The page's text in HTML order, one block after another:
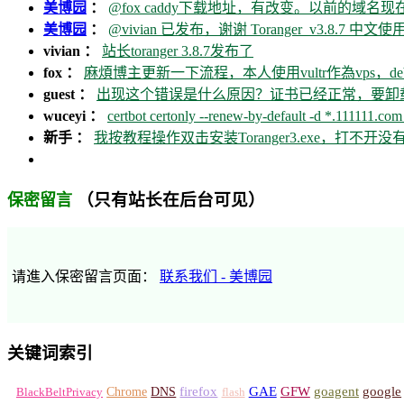
美博园 ： @fox caddy下载地址，有改变。以前的域名
美博园 ： @vivian 已发布，谢谢 Toranger_v3.8.7 中文使
vivian ： 站长toranger 3.8.7发布了
fox ： 麻煩博主更新一下流程，本人使用vultr作為vps，
guest ： 出现这个错误是什么原因？证书已经正常，要卸
wuceyi ： certbot certonly --renew-by-default -d
新手 ： 我按教程操作双击安装Toranger3.exe，打不开没
保密留言 （只有站长在后台可见）
请進入保密留言页面： 联系我们 - 美博园
关键词索引
BlackBeltPrivacy Chrome DNS firefox flash GAE GFW goagent google